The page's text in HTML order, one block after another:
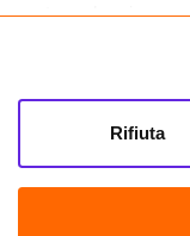
partner che si
informazioni che
tuo utilizzo dei loro
Rifiuta
Farma.it S.a.s. P. IVA
CREDITS
Sede legale Via delle